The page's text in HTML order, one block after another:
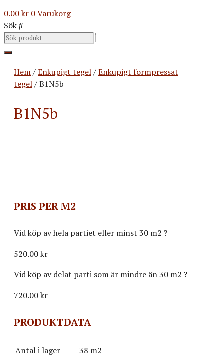
0.00kr 0Varukorg
Sök
Hem/Enkupigt tegel/Enkupigt formpressat
tegel/ B1N5b
B1N5b
PRIS PER M2
Vid köp av hela partiet eller minst 30 m2 ?
520.00 kr
Vid köp av delat parti som är mindre än 30 m2 ?
720.00kr
PRODUKTDATA
Antal i lager 38 m2